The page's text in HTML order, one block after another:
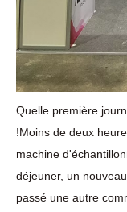
Quelle première
!Moins de deux
machine
déjeuner, un
passé une autre